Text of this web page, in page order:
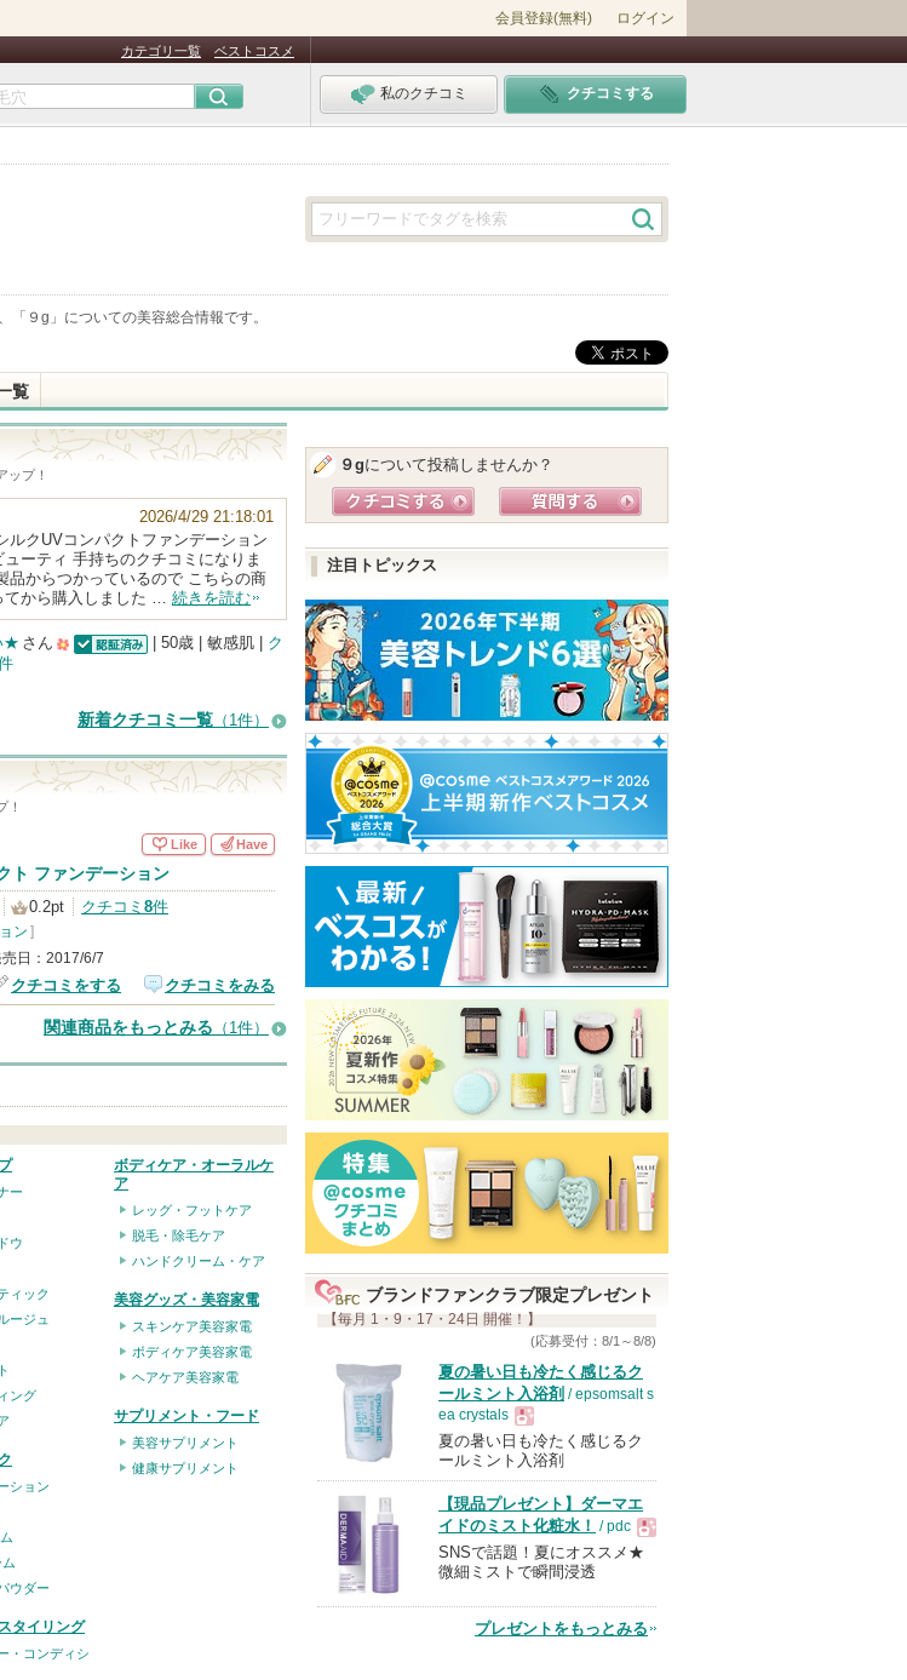
会員登録(無料) ログイン
カテゴリ一覧 ベストコスメ
私のクチコミ クチコミする
「 ９g 」についての美容総合情報です。
覧
ップ！
2026/4/29 21:18:01
ルクUVコンパクトファンデーション
ューティ 手持ちのクチコミになりま
品からつかっているので こちらの商
てから購入しました … 続きを読む
★ さん
上
の
バ
ー
に
お
気
り
| 50歳 | 敏感肌 | ク
新着クチコミ一覧 （1件）
！
ト ファンデーション
Like Have
0.2pt クチコミ 8件
ン ]
日：2017/6/7
クチコミをする クチコミをみる
関連商品をもっとみる （1件）
ー
ウ
ィック
ージュ
ング
ション
ウダー
タイリング
・コンディシ
ボディケア・オーラルケ
ア
レッグ・フットケア
脱毛・除毛ケア
ハンドクリーム・ケア
美容グッズ・美容家電
スキンケア美容家電
ボディケア美容家電
ヘアケア美容家電
サプリメント・フード
美容サプリメント
健康サプリメント
９gについて投稿しませんか？
注目トピックス
ブランドファンクラブ限定プレゼント
【毎月 1・9・17・24日 開催！】
(応募受付：8/1～8/8)
夏の暑い日も冷たく感じるク
ールミント入浴剤 / epsomsalt s
ea crystals
現
品
夏の暑い日も冷たく感じるク
ールミント入浴剤
【現品プレゼント】ダーマエ
イドのミスト化粧水！ / pdc
現
品
SNSで話題！夏にオススメ★
微細ミストで瞬間浸透
プレゼントをもっとみる